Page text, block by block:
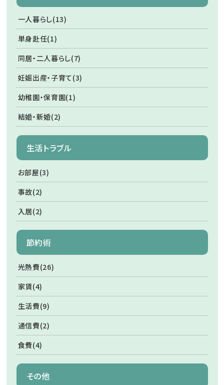
一人暮らし(13)
単身赴任(1)
同居・二人暮らし(7)
妊娠出産・子育て(3)
幼稚園・保育園(1)
結婚・新婚(2)
生活トラブル
お部屋(3)
事故(2)
入居(2)
節約術
光熱費(26)
家賃(4)
生活費(9)
通信費(2)
食費(4)
その他